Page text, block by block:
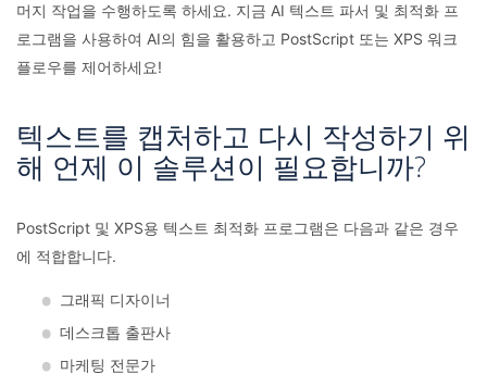
머지 작업을 수행하도록 하세요. 지금 AI 텍스트 파서 및 최적화 프
로그램을 사용하여 AI의 힘을 활용하고 PostScript 또는 XPS 워크
플로우를 제어하세요!
텍스트를 캡처하고 다시 작성하기 위
해 언제 이 솔루션이 필요합니까?
PostScript 및 XPS용 텍스트 최적화 프로그램은 다음과 같은 경우
에 적합합니다.
그래픽 디자이너
데스크톱 출판사
마케팅 전문가